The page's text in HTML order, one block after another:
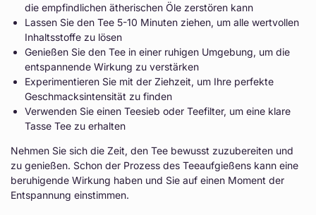
die empfindlichen ätherischen Öle zerstören kann
Lassen Sie den Tee 5-10 Minuten ziehen, um alle wertvollen
Inhaltsstoffe zu lösen
Genießen Sie den Tee in einer ruhigen Umgebung, um die
entspannende Wirkung zu verstärken
Experimentieren Sie mit der Ziehzeit, um Ihre perfekte
Geschmacksintensität zu finden
Verwenden Sie einen Teesieb oder Teefilter, um eine klare
Tasse Tee zu erhalten
Nehmen Sie sich die Zeit, den Tee bewusst zuzubereiten und
zu genießen. Schon der Prozess des Teeaufgießens kann eine
beruhigende Wirkung haben und Sie auf einen Moment der
Entspannung einstimmen.